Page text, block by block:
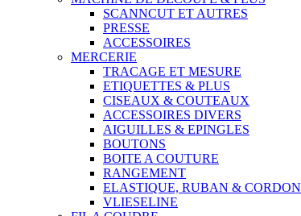
SCANNCUT ET AUTRES
PRESSE
ACCESSOIRES
MERCERIE
TRACAGE ET MESURE
ETIQUETTES & PLUS
CISEAUX & COUTEAUX
ACCESSOIRES DIVERS
AIGUILLES & EPINGLES
BOUTONS
BOITE A COUTURE
RANGEMENT
ELASTIQUE, RUBAN & CORDON
VLIESELINE